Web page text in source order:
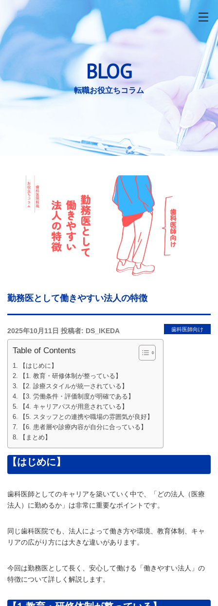
BLOG
転職お役立ちコラム
勤務医として働きやすい法人の特徴
投
稿
日:
2025年10月11日 投稿者: DS_IKEDA 歯科医師向け
Table of Contents
【はじめに】
【1. 教育・研修体制が整っている】
【2. 診療スタイルが統一されている】
【3. 労働条件・評価制度が明確である】
【4. キャリアパスが用意されている】
【5. スタッフとの連携や職場の雰囲気が良好】
【6. 患者層や診療内容が自分に合っている】
【まとめ】
【はじめに】
歯科医師としてのキャリアを築いていく中で、「どの法人（医療
法人）に勤めるか」は非常に重要なポイントです。
同じ歯科医院でも、法人によって働き方や環境、教育体制、キャ
リアの広がり方には大きな違いがあります。
今回は勤務医として長く、安心して働ける「働きやすい法人」の
特徴について詳しく解説します。
toggle